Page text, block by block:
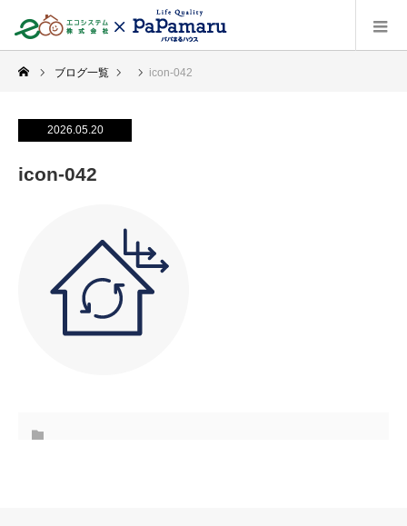
ブログ一覧 icon-042
2026.05.20
icon-042